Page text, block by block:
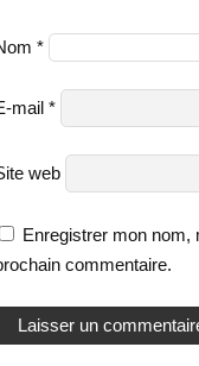
*
mail*
web
Enregistrer mon nom,
commentaire.